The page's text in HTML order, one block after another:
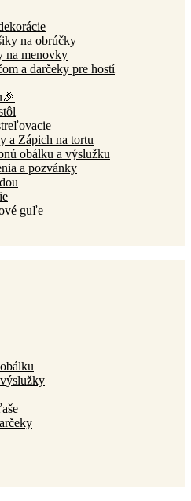
na obrúčky
na menovky
a darčeky pre hostí
a Zápich na tortu
obálku a výslužku
a pozvánky
guľe